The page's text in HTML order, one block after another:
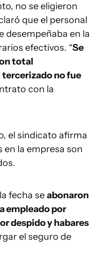
no se eligieron
que el personal
desempeñaba en la
efectivos. “Se
total
tercerizado no fue
con la
el sindicato afirma
en la empresa son
fecha seabonaron
empleado por
despido y habares
el seguro de